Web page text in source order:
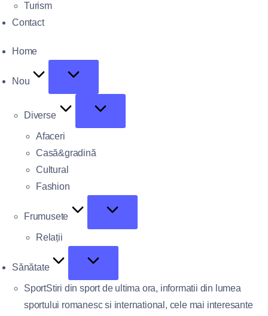
Turism
Contact
Home
Nou
Diverse
Afaceri
Casă&gradină
Cultural
Fashion
Frumusete
Relații
Sănătate
SportStiri din sport de ultima ora, informatii din lumea
sportului romanesc si international, cele mai interesante